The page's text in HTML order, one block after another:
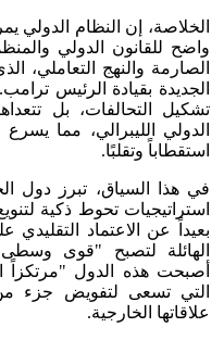
الخلاصة، إن النظام الدولي
واضح للقانون الدولي
الصارمة والنهج التعاملي،
الجديدة بقيادة الرئيس
تشكيل التحالفات، بل
الدولي الليبرالي، مما
استقطاباً وتقلبًا.
في هذا السياق، تبرز دول
استراتيجيات تحوط ذكية
بعيداً عن الاعتماد التقليدي
الهائلة لتصبح "قوى
أصبحت هذه الدول "مرتكزاً
التي تسعى لتفويض جزء من
علاقاتها الخارجية.